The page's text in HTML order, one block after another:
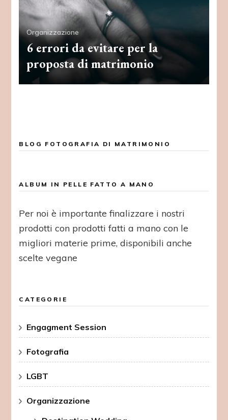
Organizzazione
6 errori da evitare per la
proposta di matrimonio
BLOG FOTOGRAFIA DI MATRIMONIO
ALBUM IN PELLE FATTO A MANO
Per noi è importante finalizzare i nostri
prodotti con prodotti fatti a mano con le
migliori materie prime, disponibili anche
scelte vegane
CATEGORIE
Engagment Session
Fotografia
LGBT
Organizzazione